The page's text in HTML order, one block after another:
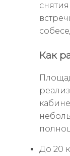
Как
До 20